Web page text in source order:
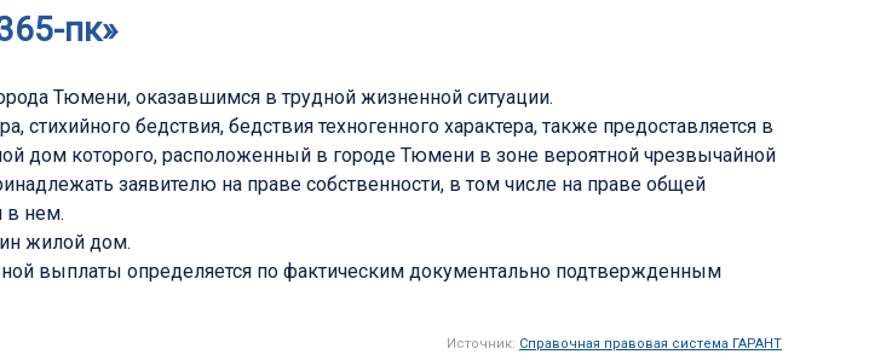
пк»
Тюмени, оказавшимся в трудной жизненной ситуации.
бедствия, бедствия техногенного характера, также предоставляется в
дом которого, расположенный в городе Тюмени в зоне вероятной чрезвычайной
заявителю на праве собственности, в том числе на праве общей
в нем.
жилой дом.
выплаты определяется по фактическим документально подтвержденным
Источник: Справочная правовая система ГАРАНТ